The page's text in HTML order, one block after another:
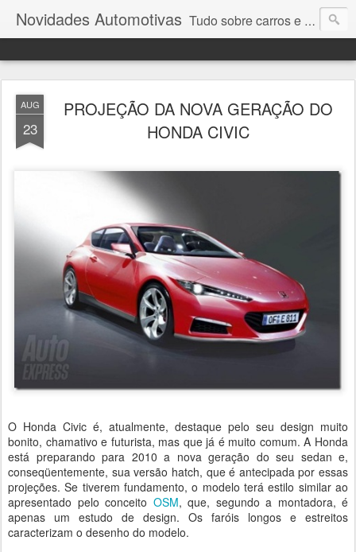
Novidades Automotivas Tudo sobre carros e motores
AUG
23
PROJEÇÃO DA NOVA GERAÇÃO DO
HONDA CIVIC
O Honda Civic é, atualmente, destaque pelo seu design muito
bonito, chamativo e futurista, mas que já é muito comum. A Honda
está preparando para 2010 a nova geração do seu sedan e,
conseqüentemente, sua versão hatch, que é antecipada por essas
projeções. Se tiverem fundamento, o modelo terá estilo similar ao
apresentado pelo conceito OSM, que, segundo a montadora, é
apenas um estudo de design. Os faróis longos e estreitos
caracterizam o desenho do modelo.